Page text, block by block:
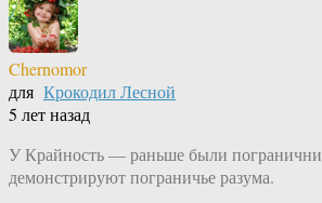
Chernomor
для Крокодил Лесной
5 лет назад
У Крайность — раньше были
демонстрируют пограничье разума.